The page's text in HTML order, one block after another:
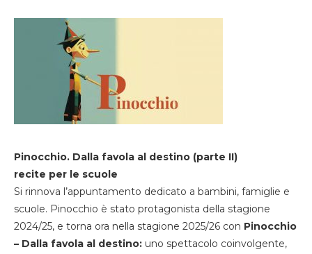
Pinocchio. Dalla favola al destino (parte II)
recite per le scuole
Si rinnova l’appuntamento dedicato a bambini, famiglie e
scuole. Pinocchio è stato protagonista della stagione
2024/25, e torna ora nella stagione 2025/26 con Pinocchio
– Dalla favola al destino: uno spettacolo coinvolgente,